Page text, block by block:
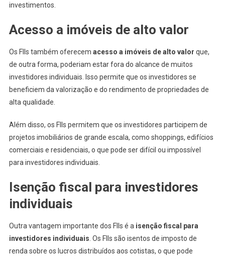
investimentos.
Acesso a imóveis de alto valor
Os FIIs também oferecem acesso a imóveis de alto valor que,
de outra forma, poderiam estar fora do alcance de muitos
investidores individuais. Isso permite que os investidores se
beneficiem da valorização e do rendimento de propriedades de
alta qualidade.
Além disso, os FIIs permitem que os investidores participem de
projetos imobiliários de grande escala, como shoppings, edifícios
comerciais e residenciais, o que pode ser difícil ou impossível
para investidores individuais.
Isenção fiscal para investidores
individuais
Outra vantagem importante dos FIIs é a isenção fiscal para
investidores individuais . Os FIIs são isentos de imposto de
renda sobre os lucros distribuídos aos cotistas, o que pode